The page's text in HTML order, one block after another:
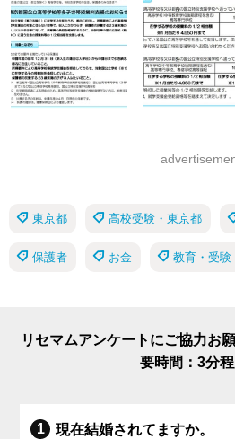
東京都 高校受験・東京都
保護者 お金 教育・受験
リセマムアンケートにご協力お
要時間：3分程
現在結婚されてますか。